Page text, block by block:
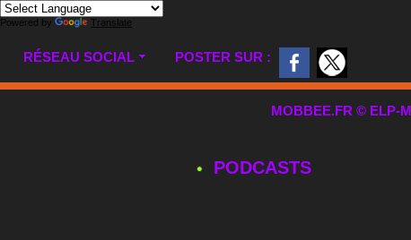
Powered by Translate
RÉSEAU SOCIAL POSTER SUR :
MOBBEE.FR © ELP-
PODCASTS